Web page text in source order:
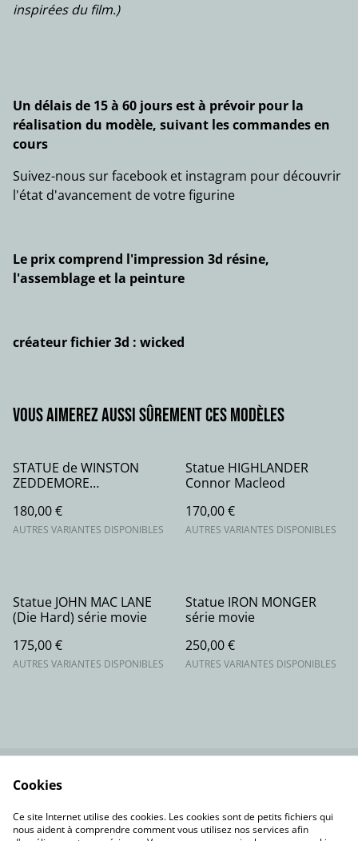
inspirées du film.)
Un délais de 15 à 60 jours est à prévoir pour la
réalisation du modèle, suivant les commandes en
cours
Suivez-nous sur facebook et instagram pour découvrir
l'état d'avancement de votre figurine
Le prix comprend l'impression 3d résine,
l'assemblage et la peinture
créateur fichier 3d : wicked
Vous aimerez aussi sûrement ces modèles
STATUE de WINSTON
ZEDDEMORE
180,00 €
AUTRES VARIANTES DISPONIBLES
Statue HIGHLANDER
Connor Macleod
170,00 €
AUTRES VARIANTES DISPONIBLES
Statue JOHN MAC LANE
(Die Hard) série movie
175,00 €
AUTRES VARIANTES DISPONIBLES
Statue IRON MONGER
série movie
250,00 €
AUTRES VARIANTES DISPONIBLES
Politique de
confidentialité
Politique de cookies
Cookies
Ce site Internet utilise des cookies. Les cookies sont de petits fichiers qui
nous aident à comprendre comment vous utilisez nos services afin